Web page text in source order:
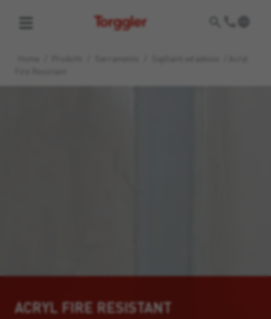
Torggler
ACRYL FIRE RESISTANT